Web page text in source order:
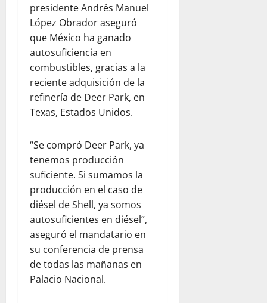
presidente Andrés Manuel
López Obrador aseguró
que México ha ganado
autosuficiencia en
combustibles, gracias a la
reciente adquisición de la
refinería de Deer Park, en
Texas, Estados Unidos.
“Se compró Deer Park, ya
tenemos producción
suficiente. Si sumamos la
producción en el caso de
diésel de Shell, ya somos
autosuficientes en diésel”,
aseguró el mandatario en
su conferencia de prensa
de todas las mañanas en
Palacio Nacional.